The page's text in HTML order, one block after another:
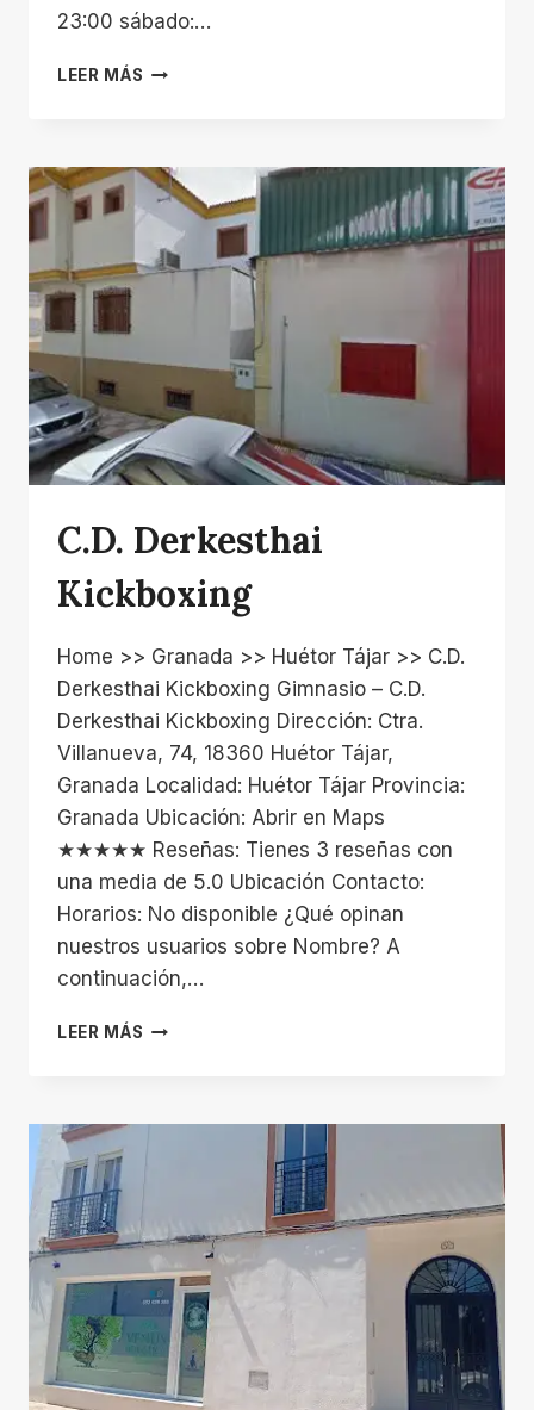
23:00 sábado:…
LEER MÁS ONEDREAM
C.D. Derkesthai
Kickboxing
Home >> Granada >> Huétor Tájar >> C.D.
Derkesthai Kickboxing Gimnasio – C.D.
Derkesthai Kickboxing Dirección: Ctra.
Villanueva, 74, 18360 Huétor Tájar,
Granada Localidad: Huétor Tájar Provincia:
Granada Ubicación: Abrir en Maps
★★★★★ Reseñas: Tienes 3 reseñas con
una media de 5.0 Ubicación Contacto:
Horarios: No disponible ¿Qué opinan
nuestros usuarios sobre Nombre? A
continuación,…
LEER MÁS C.D.